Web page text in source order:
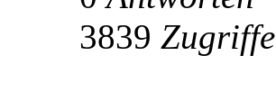
3839 Zugriffe